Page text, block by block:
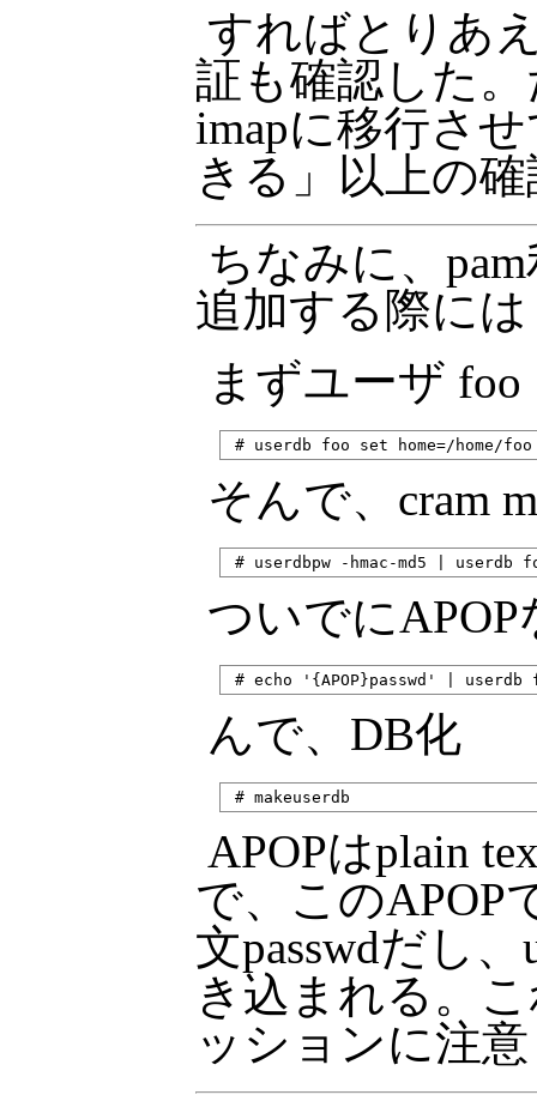
すればとりあ
証も確認した
imapに移行さ
きる」以上の
ちなみに、
追加する際には
まずユーザ
そんで、cram
ついでに
んで、DB化
APOPはplain
で、このAPOP
文passwdだし
き込まれる。
ッションに注